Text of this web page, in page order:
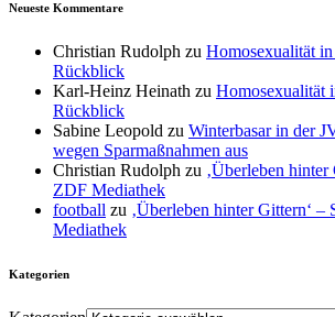
Neueste Kommentare
Christian Rudolph zu Homosexualität
Rückblick
Karl-Heinz Heinath zu Homosexualität
Rückblick
Sabine Leopold zu Winterbasar in der
wegen Sparmaßnahmen aus
Christian Rudolph zu ‚Überleben hinter
ZDF Mediathek
football zu ‚Überleben hinter Gittern‘ –
Mediathek
Kategorien